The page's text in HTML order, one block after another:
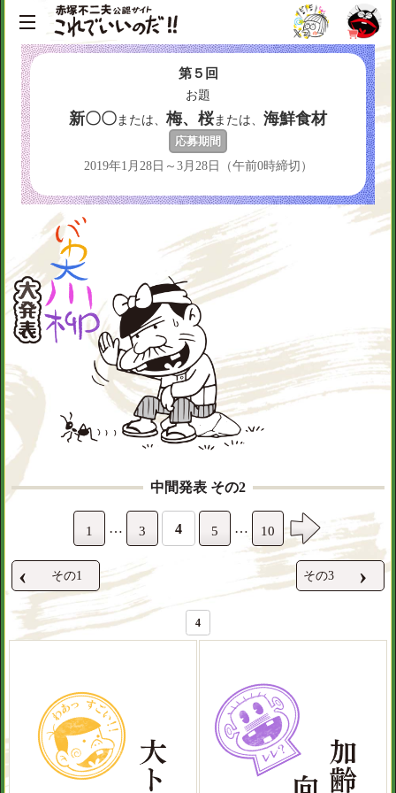
第５回
お題
新〇〇 または、梅、桜または、 海鮮食材
応募期間
2019年1月28日～3月28日（午前0時締切）
中間発表 その2
1 … 3 4 5 … 10
‹ その1 その3 ›
4